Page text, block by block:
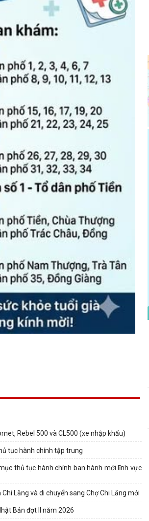
Rebel 500 và CL500 (xe nhập khẩu)
tục hành chính tập trung
thủ tục hành chính ban hành mới lĩnh vực
Lăng và di chuyển sang Chợ Chi Lăng mới
Bản đợt II năm 2026